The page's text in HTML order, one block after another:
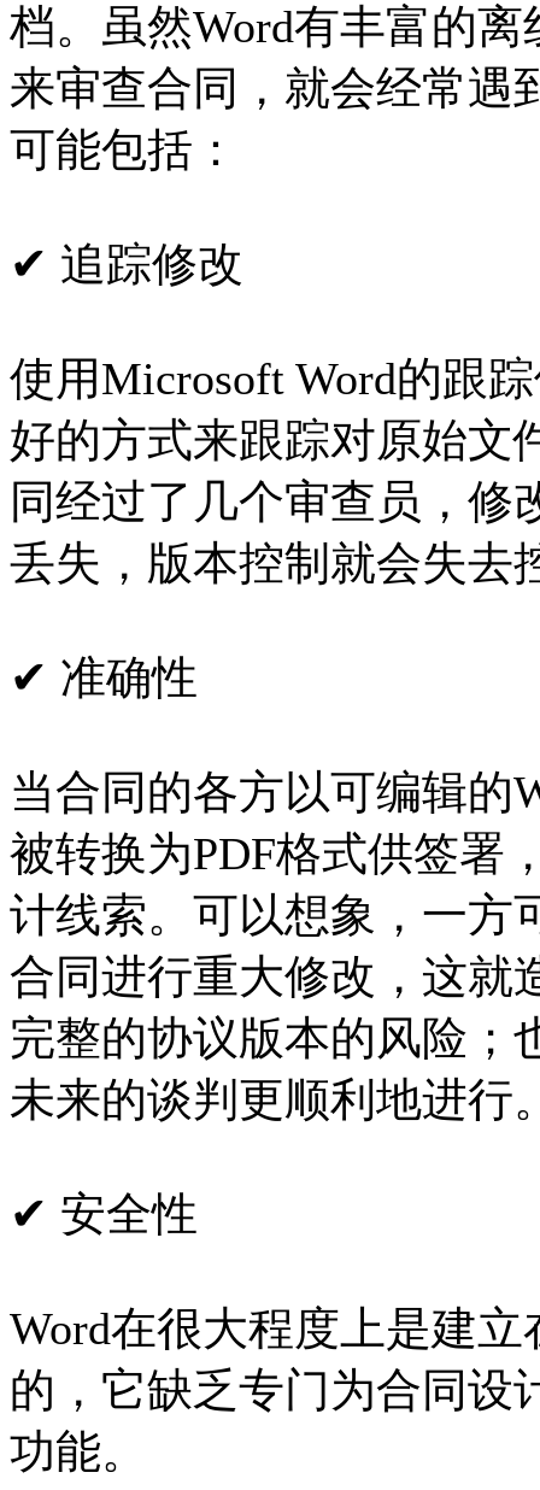
档。虽然Word有丰富的
来审查合同，就会经常遇
可能包括：
✔ 追踪修改
使用Microsoft Word的跟
好的方式来跟踪对原始文
同经过了几个审查员，修
丢失，版本控制就会失去
✔ 准确性
当合同的各方以可编辑的
被转换为PDF格式供签署
计线索。可以想象，一方
合同进行重大修改，这就
完整的协议版本的风险；
未来的谈判更顺利地进行
✔ 安全性
Word在很大程度上是建
的，它缺乏专门为合同设
功能。